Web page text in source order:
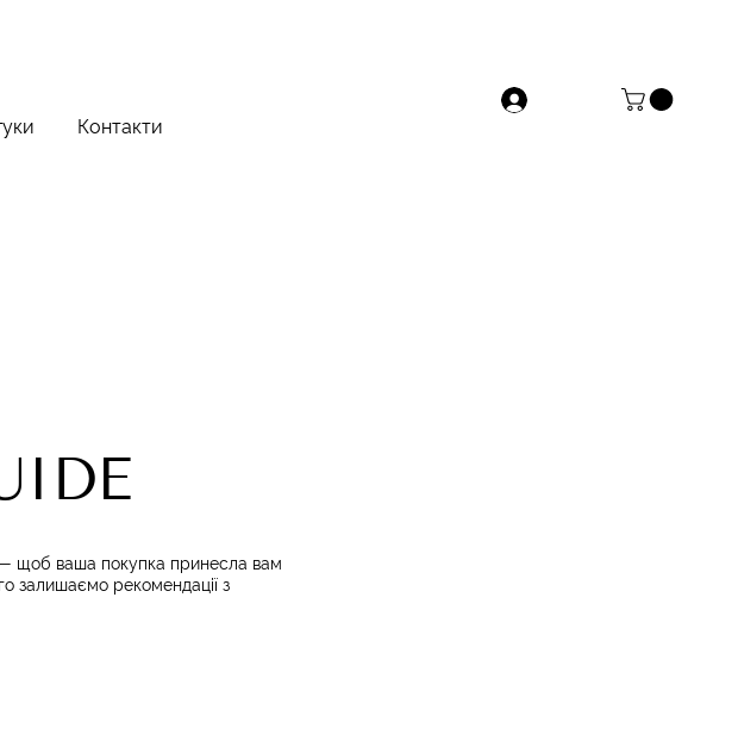
Контакти
щоб ваша покупка принесла вам
залишаємо рекомендації з